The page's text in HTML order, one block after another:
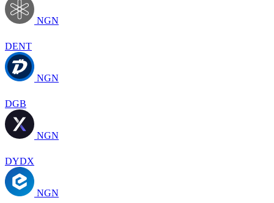
NGN
DENT
NGN
DGB
NGN
DYDX
NGN